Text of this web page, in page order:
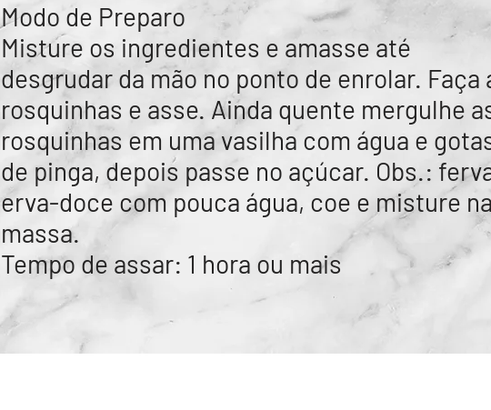
Modo de Preparo
Misture os ingredientes e amasse até
desgrudar da mão no ponto de enrolar. Faça
rosquinhas e asse. Ainda quente mergulhe
rosquinhas em uma vasilha com água e
de pinga, depois passe no açúcar. Obs.:
erva-doce com pouca água, coe e misture na
massa.
Tempo de assar: 1 hora ou mais